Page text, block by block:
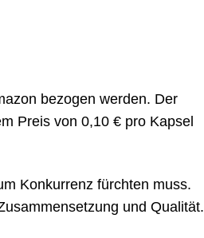
bezogen werden. Der
Preis von 0,10 € pro Kapsel
Konkurrenz fürchten muss.
und Qualität.